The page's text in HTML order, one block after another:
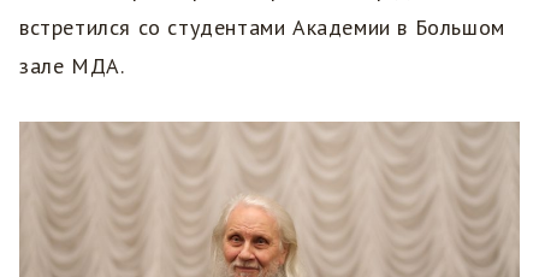
встретился со студентами Академии в Большом
зале МДА.